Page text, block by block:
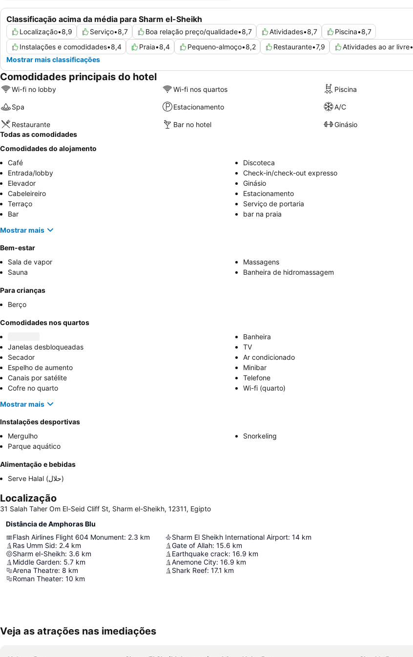
Classificação acima da média para Sharm el-Sheikh
Localização•8,9 Serviço•8,7 Boa relação preço/qualidade•8,7 Atividades•8,7 Piscina•8,7
Instalações e comodidades•8,4 Praia•8,4 Pequeno-almoço•8,2 Restaurante•7,9 Atividades ao ar livre•
Mostrar mais classificações
Comodidades principais do hotel
Wi-fi no lobby Wi-fi nos quartos Piscina
Spa Estacionamento A/C
Restaurante Bar no hotel
Ginásio
Todas as comodidades
Comodidades do alojamento
Café
Discoteca
Entrada/lobby
Check-in/check-out expresso
Elevador
Ginásio
Cabeleireiro
Estacionamento
Terraço
Serviço de portaria
Bar
bar na praia
Mostrar mais
Bem-estar
Sala de vapor
Massagens
Sauna
Banheira de hidromassagem
Para crianças
Berço
Comodidades nos quartos
Banheira
Janelas desbloqueadas
TV
Secador
Ar condicionado
Espelho de aumento
Minibar
Canais por satélite
Telefone
Cofre no quarto
Wi-fi (quarto)
Mostrar mais
Instalações desportivas
Mergulho
Snorkeling
Parque aquático
Alimentação e bebidas
Serve Halal (حلال)
Localização
31 Salah Taher Om El-Seid Cliff St, Sharm el-Sheikh, 12311, Egipto
Distância de Amphoras Blu
Flash Airlines Flight 604 Monument: 2.3 km
Ras Umm Sid: 2.4 km
Sharm el-Sheikh: 3.6 km
Middle Garden: 5.7 km
Arena Theatre: 8 km
Roman Theater: 10 km
Sharm El Sheikh International Airport: 14 km
Gate of Allah: 15.6 km
Earthquake crack: 16.9 km
Anemone City: 16.9 km
Shark Reef: 17.1 km
Veja as atrações nas imediações